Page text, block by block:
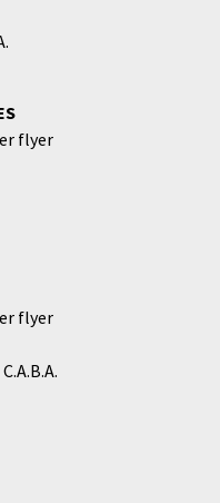
flyer
flyer
C.A.B.A.